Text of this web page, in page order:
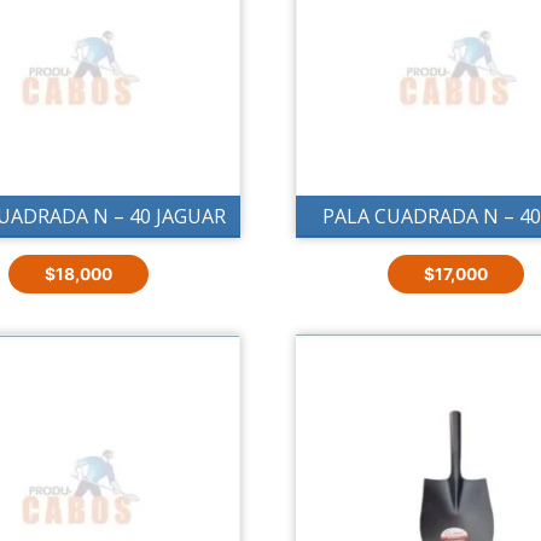
N – 40 JAGUAR
$18,000
PALA CUADRADA N –
$17,000